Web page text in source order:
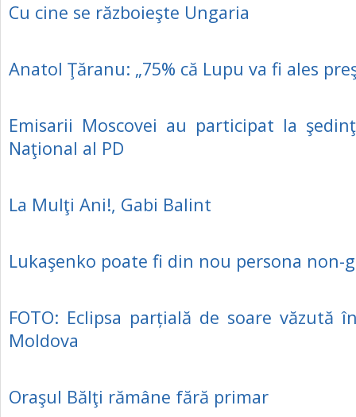
Cu cine se războieşte Ungaria
Anatol Ţăranu: „75% că Lupu va fi ales
Emisarii Moscovei au participat la
Naţional al PD
La Mulţi Ani!, Gabi Balint
Lukaşenko poate fi din nou persona non-
FOTO: Eclipsa parțială de soare văzută
Moldova
Oraşul Bălţi rămâne fără primar